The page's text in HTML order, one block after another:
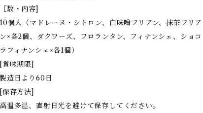
［数・内容]
10個入（マドレーヌ・シトロン、白味噌フリアン、抹茶フリア
ン×各2個、ダクワーズ、フロランタン、フィナンシェ、ショコ
ラフィナンシェ×各1個）
[賞味期限]
製造日より60日
[保存方法]
高温多湿、直射日光を避けて保存してください。